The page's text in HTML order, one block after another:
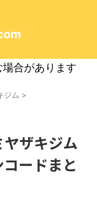
合があります
ジム >
ヤザキジム
ードまと